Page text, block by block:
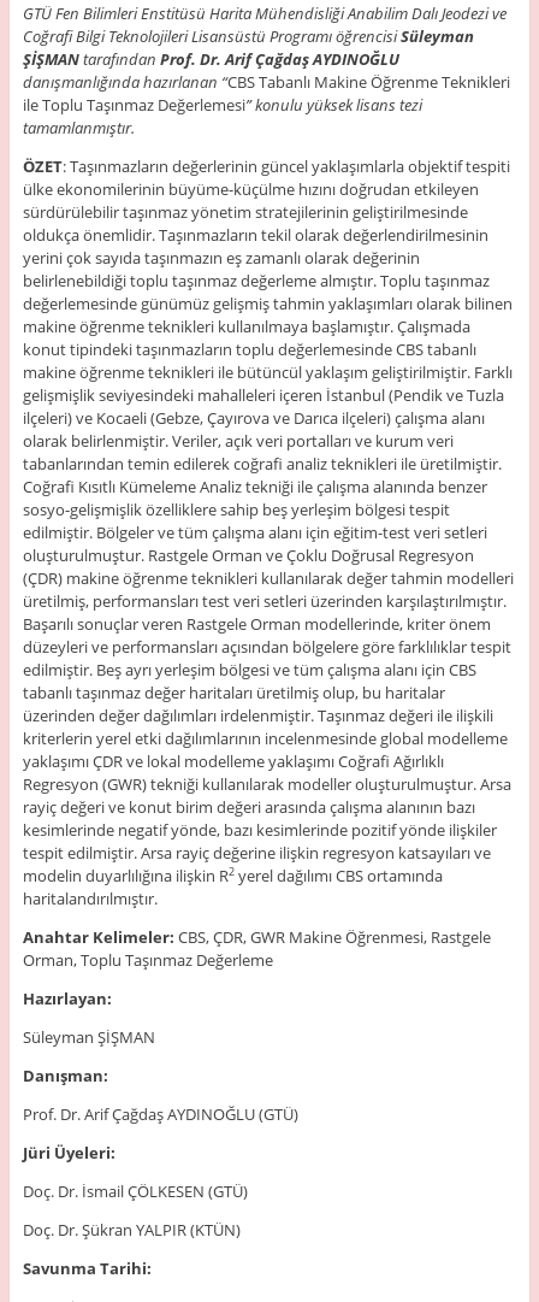
GTÜ Fen Bilimleri Enstitüsü Harita Mühendisliği Anabilim Dalı Jeodezi ve
Coğrafi Bilgi Teknolojileri Lisansüstü Programı öğrencisiSüleyman
ŞİŞMANtarafından Prof. Dr. Arif Çağdaş AYDINOĞLU
danışmanlığında hazırlanan “CBS Tabanlı Makine Öğrenme Teknikleri
ile Toplu Taşınmaz Değerlemesi” konulu yüksek lisans tezi
tamamlanmıştır.
ÖZET: Taşınmazların değerlerinin güncel yaklaşımlarla objektif tespiti
ülke ekonomilerinin büyüme-küçülme hızını doğrudan etkileyen
sürdürülebilir taşınmaz yönetim stratejilerinin geliştirilmesinde
oldukça önemlidir. Taşınmazların tekil olarak değerlendirilmesinin
yerini çok sayıda taşınmazın eş zamanlı olarak değerinin
belirlenebildiği toplu taşınmaz değerleme almıştır. Toplu taşınmaz
değerlemesinde günümüz gelişmiş tahmin yaklaşımları olarak bilinen
makine öğrenme teknikleri kullanılmaya başlamıştır. Çalışmada
konut tipindeki taşınmazların toplu değerlemesinde CBS tabanlı
makine öğrenme teknikleri ile bütüncül yaklaşım geliştirilmiştir. Farklı
gelişmişlik seviyesindeki mahalleleri içeren İstanbul (Pendik ve Tuzla
ilçeleri) ve Kocaeli (Gebze, Çayırova ve Darıca ilçeleri) çalışma alanı
olarak belirlenmiştir. Veriler, açık veri portalları ve kurum veri
tabanlarından temin edilerek coğrafi analiz teknikleri ile üretilmiştir.
Coğrafi Kısıtlı Kümeleme Analiz tekniği ile çalışma alanında benzer
sosyo-gelişmişlik özelliklere sahip beş yerleşim bölgesi tespit
edilmiştir. Bölgeler ve tüm çalışma alanı için eğitim-test veri setleri
oluşturulmuştur. Rastgele Orman ve Çoklu Doğrusal Regresyon
(ÇDR) makine öğrenme teknikleri kullanılarak değer tahmin modelleri
üretilmiş, performansları test veri setleri üzerinden karşılaştırılmıştır.
Başarılı sonuçlar veren Rastgele Orman modellerinde, kriter önem
düzeyleri ve performansları açısından bölgelere göre farklılıklar tespit
edilmiştir. Beş ayrı yerleşim bölgesi ve tüm çalışma alanı için CBS
tabanlı taşınmaz değer haritaları üretilmiş olup, bu haritalar
üzerinden değer dağılımları irdelenmiştir. Taşınmaz değeri ile ilişkili
kriterlerin yerel etki dağılımlarının incelenmesinde global modelleme
yaklaşımı ÇDR ve lokal modelleme yaklaşımı Coğrafi Ağırlıklı
Regresyon (GWR) tekniği kullanılarak modeller oluşturulmuştur. Arsa
rayiç değeri ve konut birim değeri arasında çalışma alanının bazı
kesimlerinde negatif yönde, bazı kesimlerinde pozitif yönde ilişkiler
tespit edilmiştir. Arsa rayiç değerine ilişkin regresyon katsayıları ve
modelin duyarlılığına ilişkin R2yerel dağılımı CBS ortamında
haritalandırılmıştır.
Anahtar Kelimeler: CBS, ÇDR, GWR Makine Öğrenmesi, Rastgele
Orman, Toplu Taşınmaz Değerleme
Hazırlayan:
Süleyman ŞİŞMAN
Danışman:
Prof. Dr. Arif Çağdaş AYDINOĞLU (GTÜ)
Jüri Üyeleri:
Doç. Dr. İsmail ÇÖLKESEN (GTÜ)
Doç. Dr. Şükran YALPIR (KTÜN)
Savunma Tarihi: